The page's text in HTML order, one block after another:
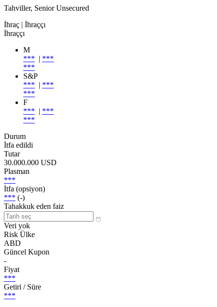
Tahviller, Senior Unsecured
İhraç | İhraççı
İhraççı
M
*** | ***
***
S&P
*** | ***
***
F
*** | ***
***
Durum
İtfa edildi
Tutar
30.000.000 USD
Plasman
***
İtfa (opsiyon)
*** (-)
Tahakkuk eden faiz
Veri yok
Risk Ülke
ABD
Güncel Kupon
-
Fiyat
***
Getiri / Süre
***